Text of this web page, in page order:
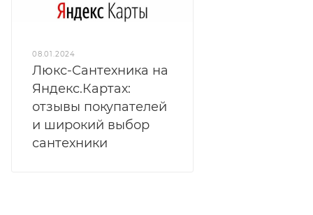
08.01.2024
Люкс-Сантехника на
Яндекс.Картах:
отзывы покупателей
и широкий выбор
сантехники